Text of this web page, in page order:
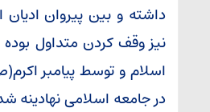
داشته و بین پیروان ادیان
نیز وقف کردن متداول
اسلام و توسط پیامبر
در جامعه اسلامی نهادینه